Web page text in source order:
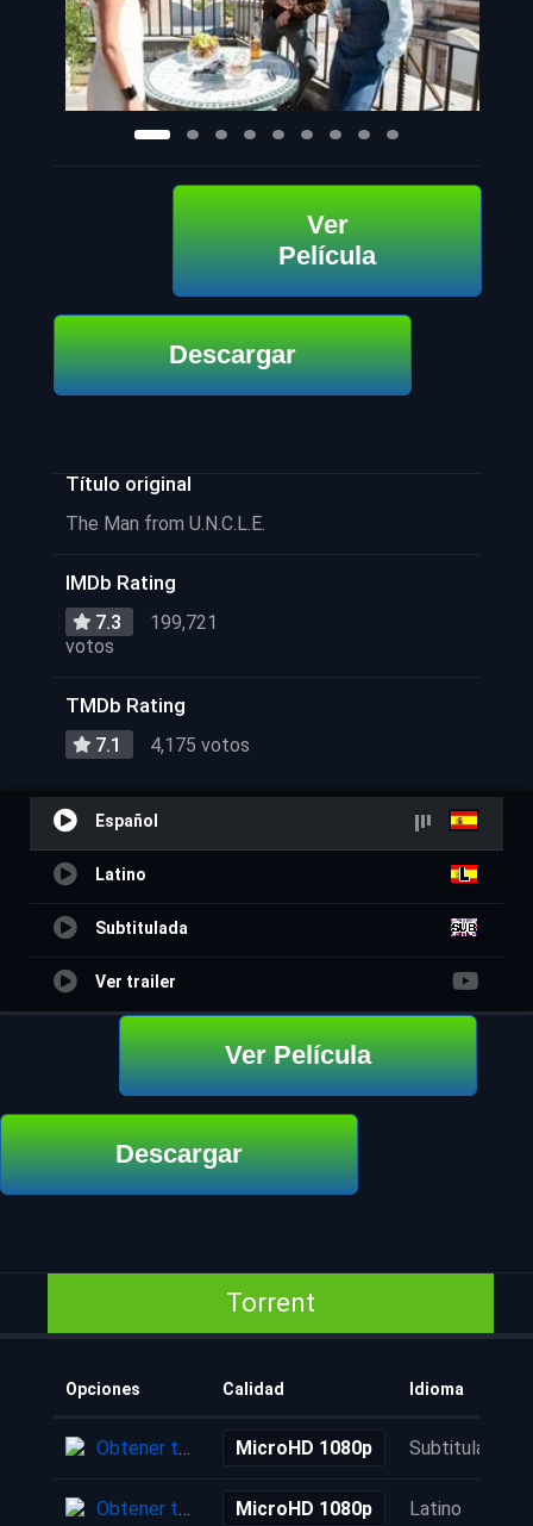
Ver
Película
Descargar
Título original
The Man from U.N.C.L.E.
IMDb Rating
7.3
199,721
votos
TMDb Rating
7.1 4,175 votos
Español
Latino
Subtitulada
Ver trailer
Ver Película
Descargar
Torrent
Opciones Calidad Idioma
Obtener torrent MicroHD 1080p Subtitulada
Obtener torrent MicroHD 1080p Latino